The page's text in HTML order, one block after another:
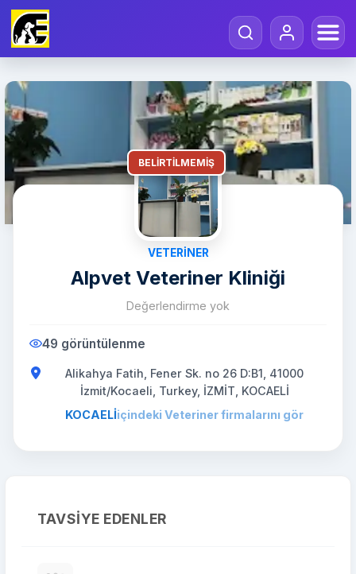
BELIRTILMEMIŞ
VETERINER
Alpvet Veteriner Kliniği
Değerlendirme yok
49 görüntülenme
Alikahya Fatih, Fener Sk. no 26 D:B1, 41000
İzmit/Kocaeli, Turkey, İZMİT, KOCAELİ
KOCAELİiçindeki Veteriner firmalarını gör
TAVSIYE EDENLER